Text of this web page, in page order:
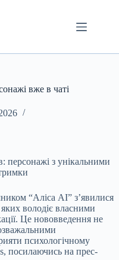
вже в чаті
персонажі з унікальними
“Аліса AI” з’явилися
володіє власними
Це нововведення не
психологічному
посилаючись на прес-